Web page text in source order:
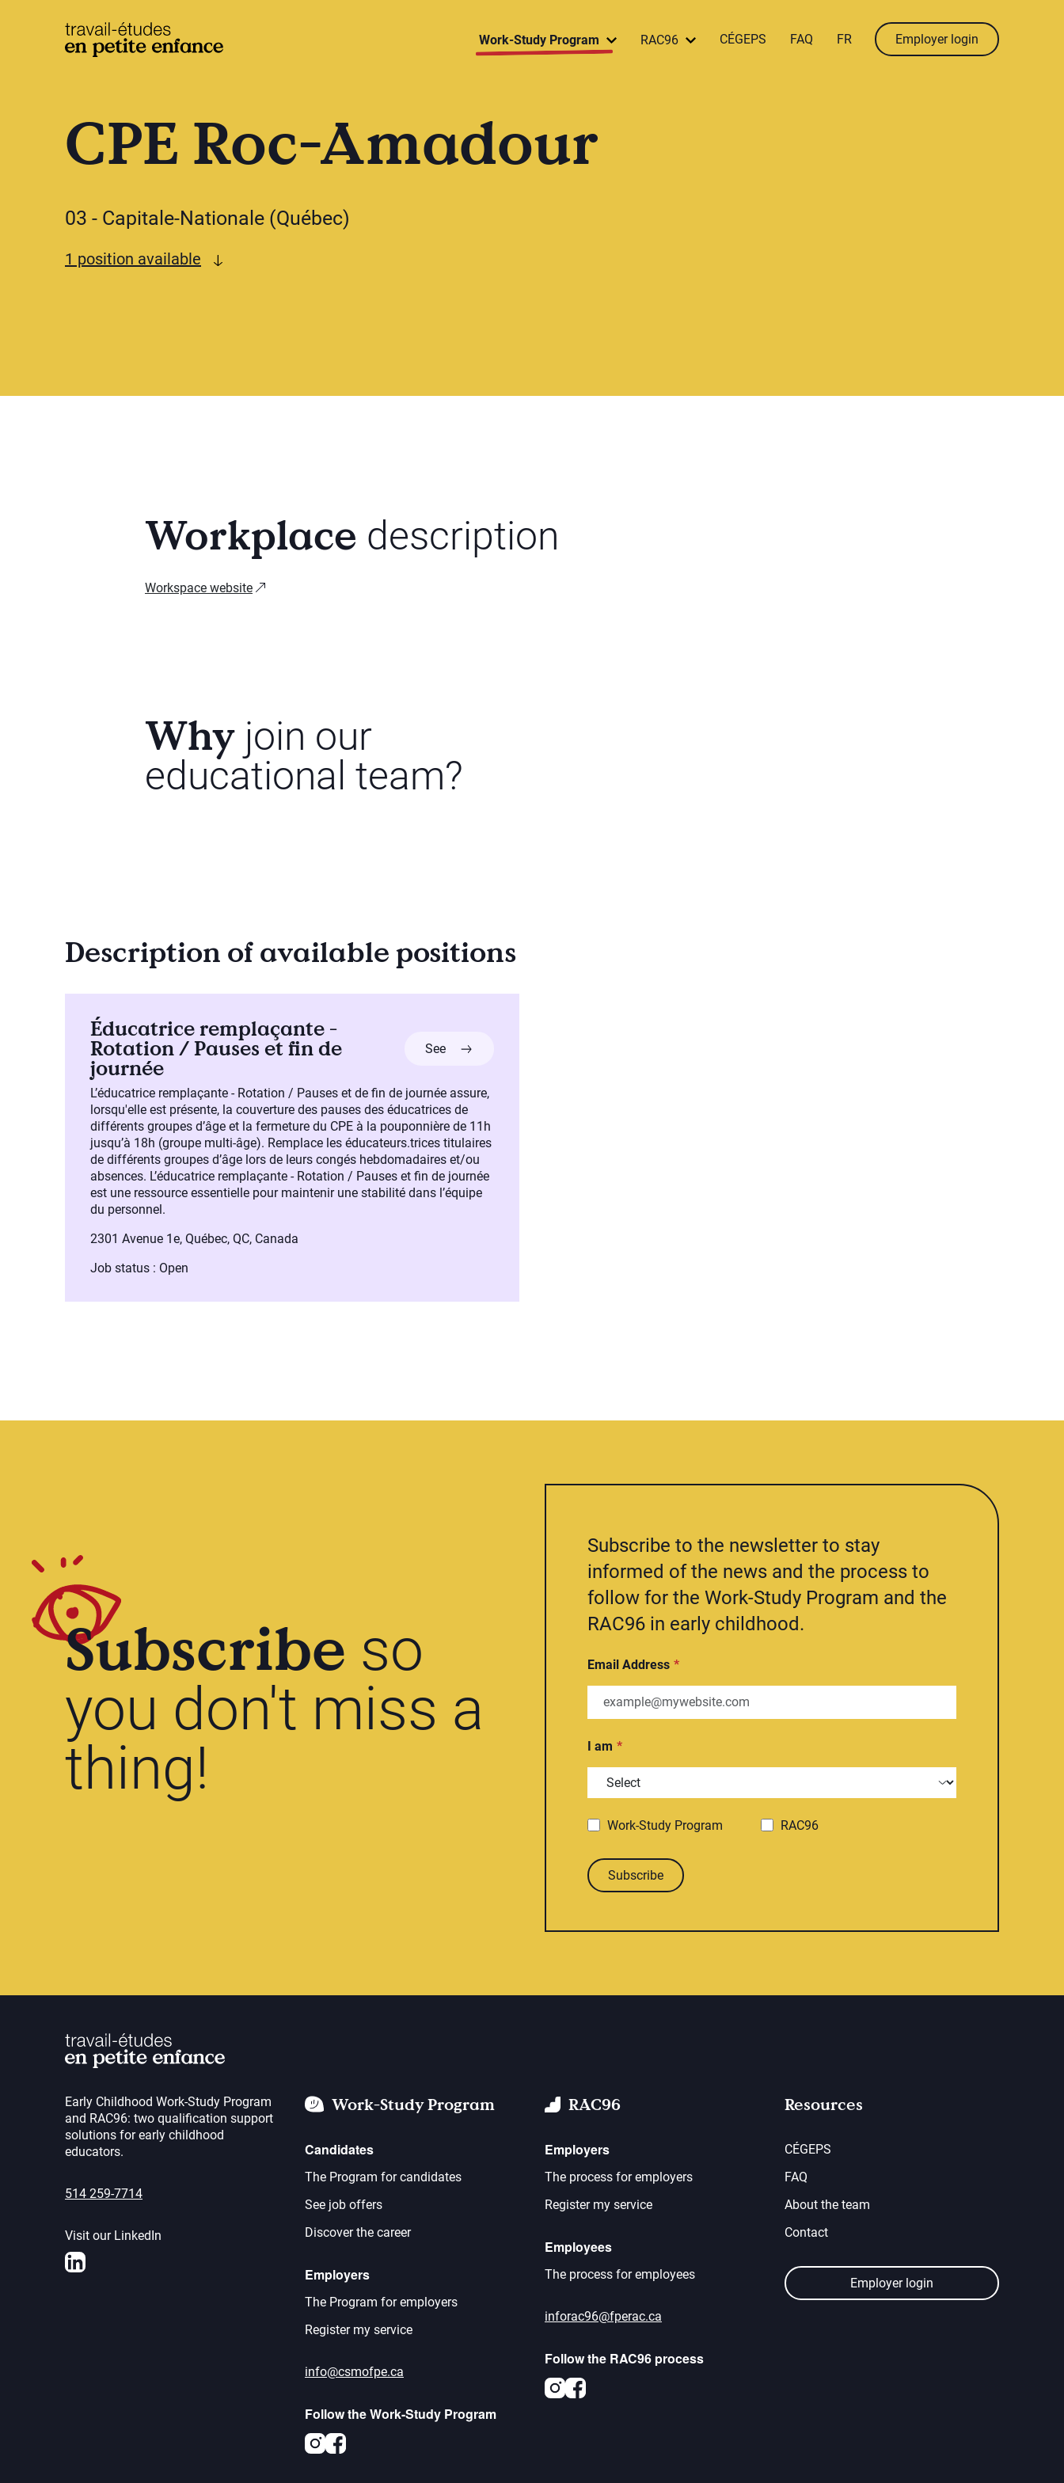
base.logo Work-Study Program RAC96 CÉGEPS FAQ
menu.language
menu.fr
FR Employer login
CPE Roc-Amadour
03 - Capitale-Nationale (Québec)
1 position available See available offers
Workplace description
Workspace website
Why join our
educational team?
Description of available positions
Éducatrice remplaçante -
Rotation / Pauses et fin de
journée
See more about Éducatrice remplaçante - Rotation / Pauses et fin de journée
L’éducatrice remplaçante - Rotation / Pauses et de fin de journée assure,
lorsqu'elle est présente, la couverture des pauses des éducatrices de
différents groupes d’âge et la fermeture du CPE à la pouponnière de 11h
jusqu’à 18h (groupe multi-âge). Remplace les éducateurs.trices titulaires
de différents groupes d’âge lors de leurs congés hebdomadaires et/ou
absences. L’éducatrice remplaçante - Rotation / Pauses et fin de journée
est une ressource essentielle pour maintenir une stabilité dans l’équipe
du personnel.
2301 Avenue 1e, Québec, QC, Canada
Job status : Open
Subscribe so
you don't miss a
thing!
Subscribe to the newsletter to stay
informed of the news and the process to
follow for the Work-Study Program and the
RAC96 in early childhood.
Email Address
I am
Work-Study Program RAC96
Subscribe
Early Childhood Work-Study Program
and RAC96: two qualification support
solutions for early childhood
educators.
514 259-7714
Visit our LinkedIn
LinkedIn
Work-Study Program
Candidates
The Program for candidates
See job offers
Discover the career
Employers
The Program for employers
Register my service
info@csmofpe.ca
Follow the Work-Study Program
Instagram
Facebook
RAC96
Employers
The process for employers
Register my service
Employees
The process for employees
inforac96@fperac.ca
Follow the RAC96 process
Instagram
Facebook
Resources
CÉGEPS
FAQ
About the team
Contact
Employer login